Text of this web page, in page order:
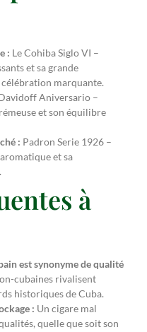
: Le Cohiba Siglo VI –
et sa grande
marquante.
Aniversario –
et son équilibre
: Padron Serie 1926 –
et sa
à
est synonyme de qualité
cubaines rivalisent
historiques de Cuba.
: Un cigare mal
quelle que soit son